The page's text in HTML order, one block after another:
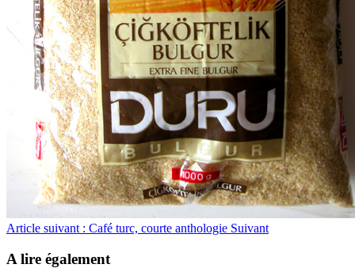
Article suivant : Café turc, courte anthologie Suivant
A lire également